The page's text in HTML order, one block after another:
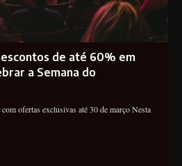
de até 60% em
a Semana do
ofertas exclusivas até 30 de março Nesta